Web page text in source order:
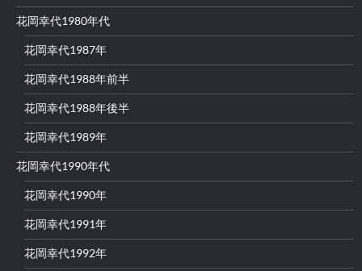
花岡幸代1980年代
花岡幸代1987年
花岡幸代1988年前半
花岡幸代1988年後半
花岡幸代1989年
花岡幸代1990年代
花岡幸代1990年
花岡幸代1991年
花岡幸代1992年